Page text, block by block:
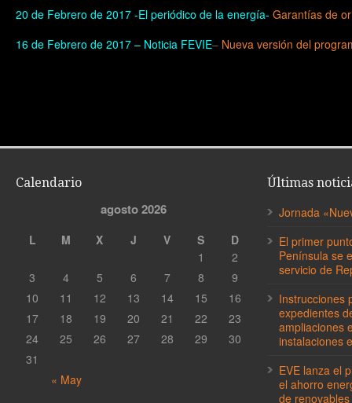
20 de Febrero de 2017 -El periódico de la energía- Garantías de
16 de Febrero de 2017 – Noticia FEVIE– Nueva versión del
Calendario
agosto 2026
L M X J V S D
« May
1
2
3
4 5 6 7 8
9
10
11 12 13 14 15
16
17
18 19 20 21 22
23
24
25 26 27 28 29
30
31
Últimas
Jornada
El primer
Península se
servicio de
Instrucciones
expedientes
ampliaciones
instalaciones
EVE lanza el
el ahorro
de renovables